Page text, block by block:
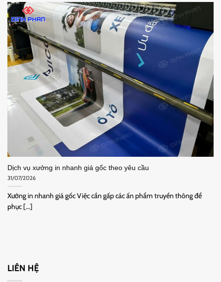
Dịch vụ xưởng in nhanh giá gốc theo yêu cầu
31/07/2026
Xưởng in nhanh giá gốc Việc cần gấp các ấn phẩm truyền thông để
phục [...]
LIÊN HỆ